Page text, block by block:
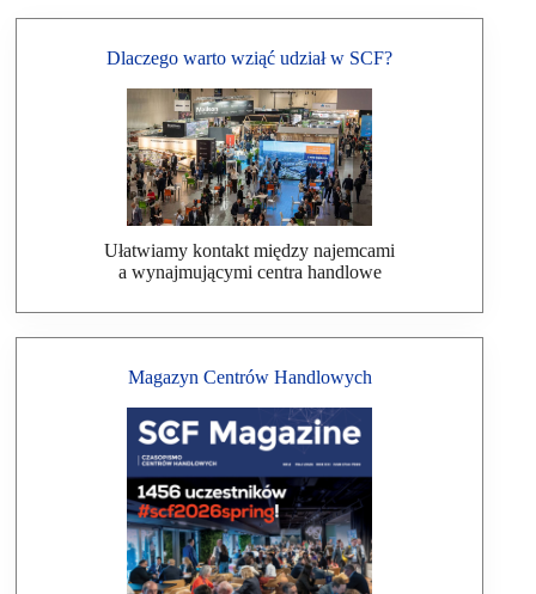
Dlaczego warto wziąć udział w SCF?
Ułatwiamy kontakt między najemcami
a wynajmującymi centra handlowe
Magazyn Centrów Handlowych